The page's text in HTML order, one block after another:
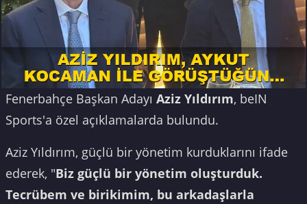
Fenerbahçe Başkan Adayı Aziz Yıldırım, beIN
Sports'a özel açıklamalarda bulundu.
Aziz Yıldırım, güçlü bir yönetim kurduklarını ifade
ederek, "Biz güçlü bir yönetim oluşturduk.
Tecrübem ve birikimim, bu arkadaşlarla